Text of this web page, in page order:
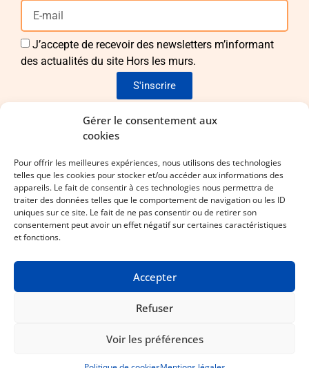
Gérer le consentement aux
cookies
Pour offrir les meilleures expériences, nous utilisons des technologies
telles que les cookies pour stocker et/ou accéder aux informations des
appareils. Le fait de consentir à ces technologies nous permettra de
traiter des données telles que le comportement de navigation ou les ID
uniques sur ce site. Le fait de ne pas consentir ou de retirer son
consentement peut avoir un effet négatif sur certaines caractéristiques
et fonctions.
Accepter
Refuser
Voir les préférences
J’accepte de recevoir des newsletters m’informant
des actualités du site Hors les murs.
S'inscrire
Envie de nous rejoindre ?
Laissez-nous vos coordonnées !
Statuts CGV
Linkedin
Ôclickô